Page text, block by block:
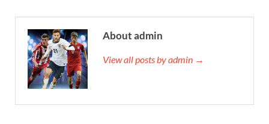
About admin
View all posts by admin →